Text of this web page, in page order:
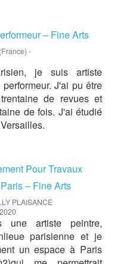
– Fine Arts
-
je suis artiste
J'ai pu être
de revues et
de fois. J'ai étudié
Pour Travaux
– Fine Arts
PLAISANCE
une artiste peintre,
parisienne et je
un espace à Paris